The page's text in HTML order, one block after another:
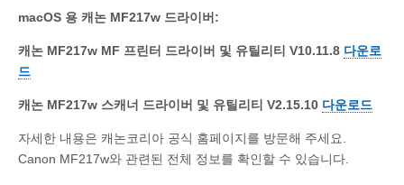
macOS 용 캐논 MF217w 드라이버:
캐논 MF217w MF 프린터 드라이버 및 유틸리티 V10.11.8 다운로
드
캐논 MF217w 스캐너 드라이버 및 유틸리티 V2.15.10 다운로드
자세한 내용은 캐논코리아 공식 홈페이지를 방문해 주세요.
Canon MF217w와 관련된 전체 정보를 확인할 수 있습니다.